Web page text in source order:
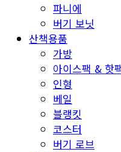
파니에
버기 보닛
산책용품
가방
아이스팩 & 핫
인형
베일
블랭킷
코스터
버기 로브